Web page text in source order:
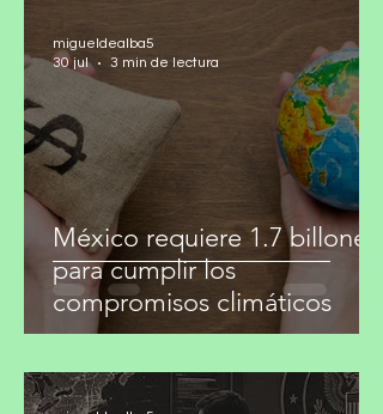
México requiere 1.7 billones
para cumplir los
compromisos climáticos
migueldealba5
30 jul
3 min de lectura